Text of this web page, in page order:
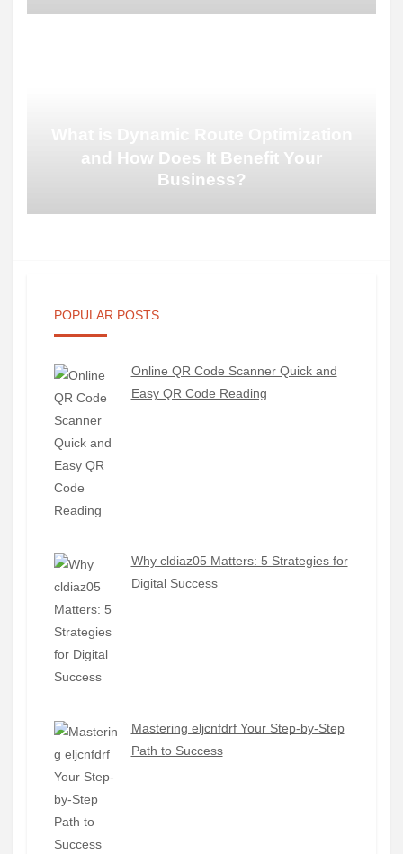
and How Does It Benefit Your
Business?
POPULAR POSTS
Online QR Code Scanner Quick and
Easy QR Code Reading
Why cldiaz05 Matters: 5 Strategies for
Digital Success
Mastering eljcnfdrf Your Step-by-Step
Path to Success